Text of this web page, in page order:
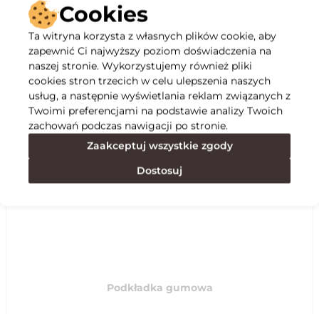
Opis
Specyfikacja
Polecane
Podkładka gumowa
Cookies
Ta witryna korzysta z własnych plików cookie, aby
zapewnić Ci najwyższy poziom doświadczenia na
naszej stronie. Wykorzystujemy również pliki
cookies stron trzecich w celu ulepszenia naszych
usług, a następnie wyświetlania reklam związanych z
Twoimi preferencjami na podstawie analizy Twoich
zachowań podczas nawigacji po stronie.
Zaakceptuj wszystkie zgody
Dostosuj